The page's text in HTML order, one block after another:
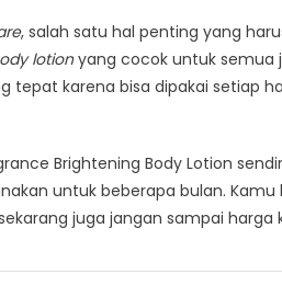
, salah satu hal penting yang
lotionyang cocok untuk semua
tepat karena bisa dipakai setiap
Brightening Body Lotion
untuk beberapa bulan.
juga jangan sampai harga